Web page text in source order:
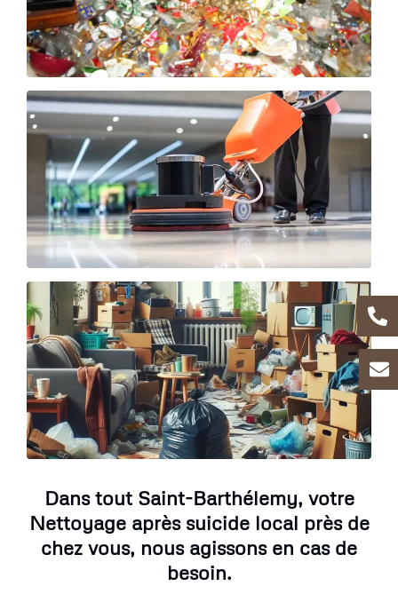
Dans tout Saint-Barthélemy, votre
Nettoyage après suicide local près de
chez vous, nous agissons en cas de
besoin.